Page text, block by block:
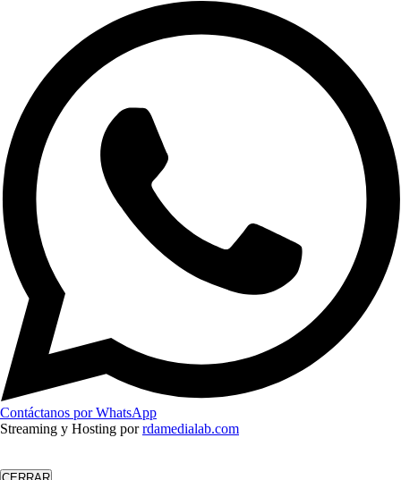
Contáctanos por WhatsApp
Streaming y Hosting porrdamedialab.com